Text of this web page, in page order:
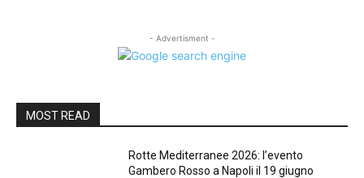
- Advertisment -
MOST READ
Rotte Mediterranee 2026: l’evento
Gambero Rosso a Napoli il 19 giugno